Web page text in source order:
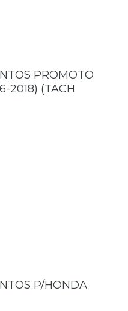
PROMOTO
2018) (TACH
P/HONDA